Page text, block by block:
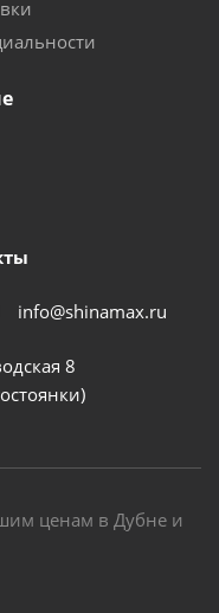
info@shinamax.ru
8
ценам в Дубне и